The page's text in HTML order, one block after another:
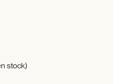
stock)